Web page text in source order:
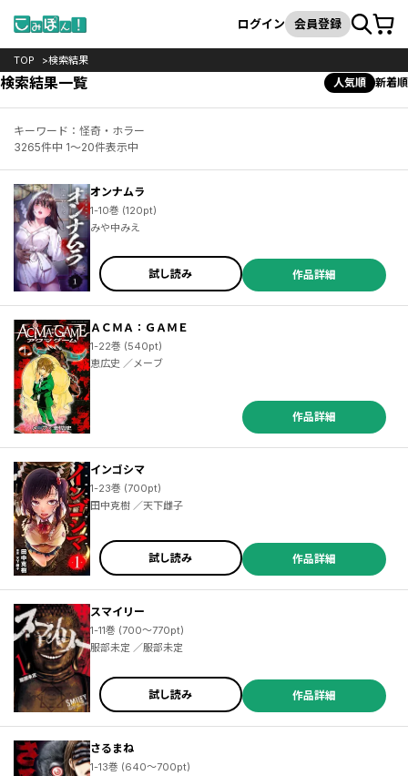
検索
ログイン 会員登録カート
TOP 検索結果
検索結果一覧 人気順 新着順
キーワード：怪奇・ホラー
3265件中 1～20件表示中
オンナムラ
1-10巻 (120pt)
みや中みえ
試し読み 作品詳細
ＡＣＭＡ：ＧＡＭＥ
1-22巻 (540pt)
恵広史 ／メーブ
作品詳細
インゴシマ
1-23巻 (700pt)
田中克樹 ／天下雌子
試し読み 作品詳細
スマイリー
1-11巻 (700～770pt)
服部未定 ／服部未定
試し読み 作品詳細
さるまね
1-13巻 (640～700pt)